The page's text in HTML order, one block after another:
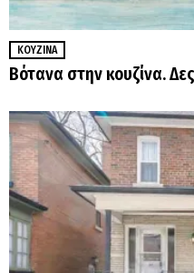
ΚΟΥΖΊΝΑ
Βότανα στην κουζίνα.